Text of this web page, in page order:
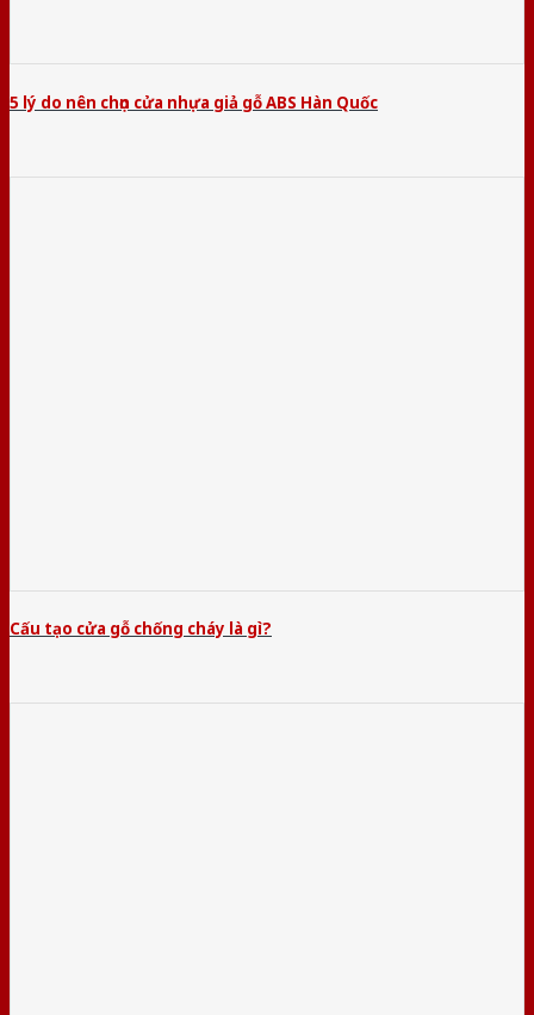
5 lý do nên chọn cửa nhựa giả gỗ ABS Hàn Quốc
Cấu tạo cửa gỗ chống cháy là gì?